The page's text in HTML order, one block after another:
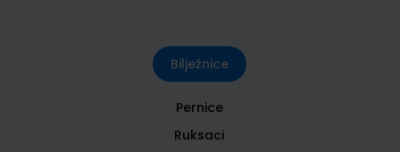
Bilježnice
Pernice
Ruksaci